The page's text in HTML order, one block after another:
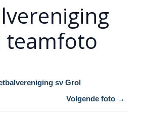
teamfoto
sv Grol
Volgende foto →